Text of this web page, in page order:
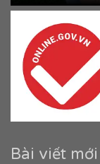
Bài viết